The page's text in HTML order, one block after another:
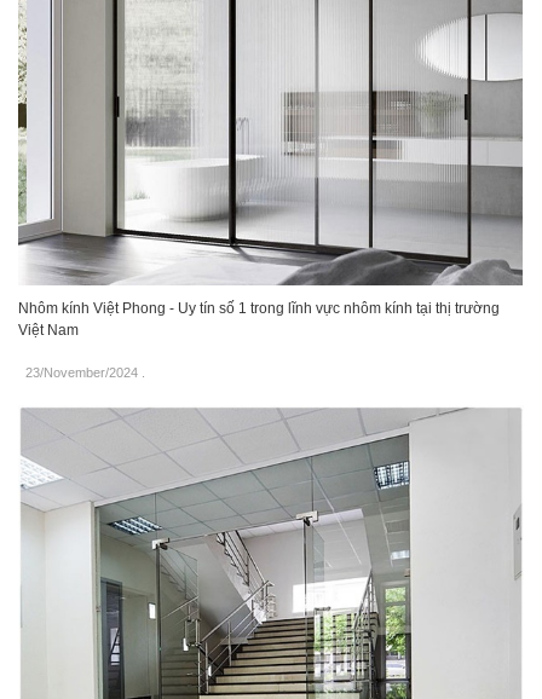
Nhôm kính Việt Phong - Uy tín số 1 trong lĩnh vực nhôm kính tại thị trường
Việt Nam
23/November/2024